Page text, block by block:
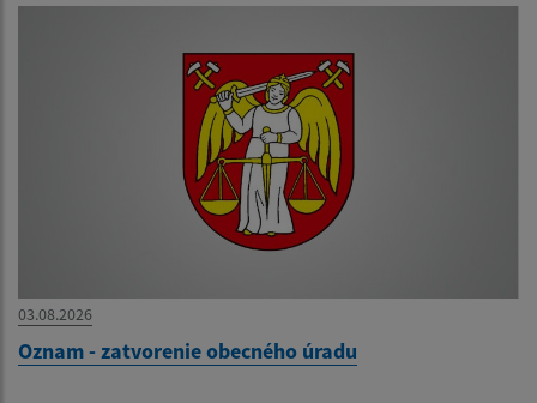
03.08.2026
Oznam - zatvorenie obecného úradu